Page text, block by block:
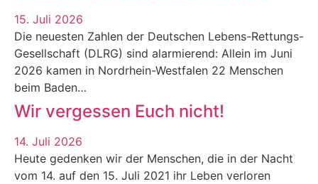
15. Juli 2026
Die neuesten Zahlen der Deutschen Lebens-Rettungs-
Gesellschaft (DLRG) sind alarmierend: Allein im Juni
2026 kamen in Nordrhein-Westfalen 22 Menschen
beim Baden…
Wir vergessen Euch nicht!
14. Juli 2026
Heute gedenken wir der Menschen, die in der Nacht
vom 14. auf den 15. Juli 2021 ihr Leben verloren